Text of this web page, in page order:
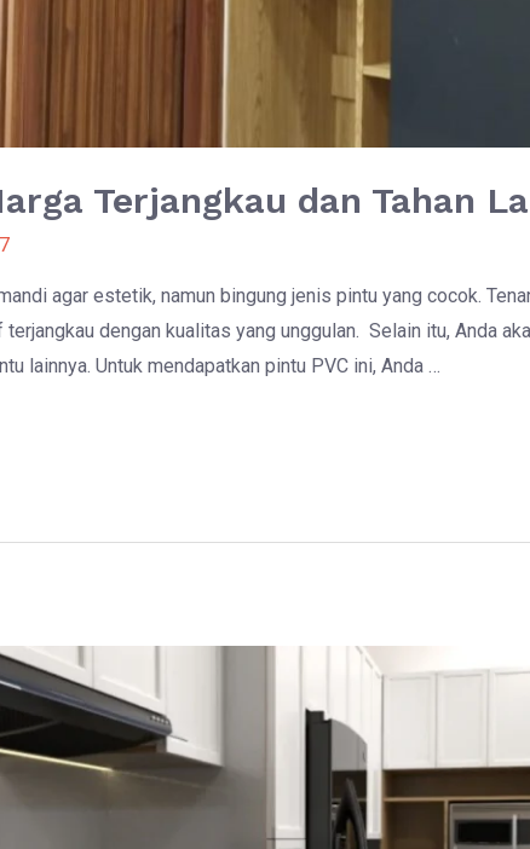
Terjangkau dan Tahan
agar estetik, namun bingung jenis pintu yang cocok.
dengan kualitas yang unggulan. Selain itu, Anda
lainnya. Untuk mendapatkan pintu PVC ini, Anda …